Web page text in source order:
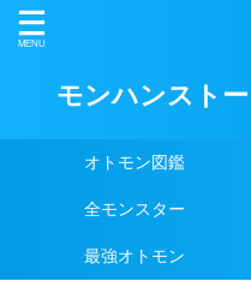
モンハンスト
オトモン図鑑
全モンスター
最強オトモン